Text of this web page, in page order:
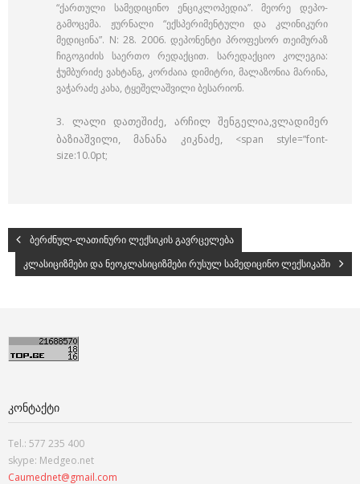
“ქართული სამედიცინო ენციკლოპედია”. მეორე დეპო-
გამოცემა. ჟურნალი “ექსპერიმენტული და კლინიკური
მედიცინა”. N: 28. 2006. დეპონენტი პროფესორ თეიმურაზ
ჩიგოგიძის საერთო რედაქცით. სარედაქციო კოლეგია:
ჭუმბურიძე ვახტანგ, კორძაია დიმიტრი, მალაზონია მარინა,
ვაჭარაძე კახა, ტყეშელაშვილი ბესარიონ.
3. ლალი დათეშიძე, არჩილ შენგელია,ვლადიმერ
ბაზიაშვილი, მანანა კიკნაძე,
<span style=”font-
size:10.0pt;
ბერძნულ-ლათინური ლექსიკის გავრცელება
კლასიციზმები და ნეოკლასიციზმები რუსულ სამედიცინო ლექსიკაში
ᲙᲝᲜᲢᲐᲥᲢᲘ
Tel.: 577 235 400
skype: Medgeo.net
Caumednet@gmail.com